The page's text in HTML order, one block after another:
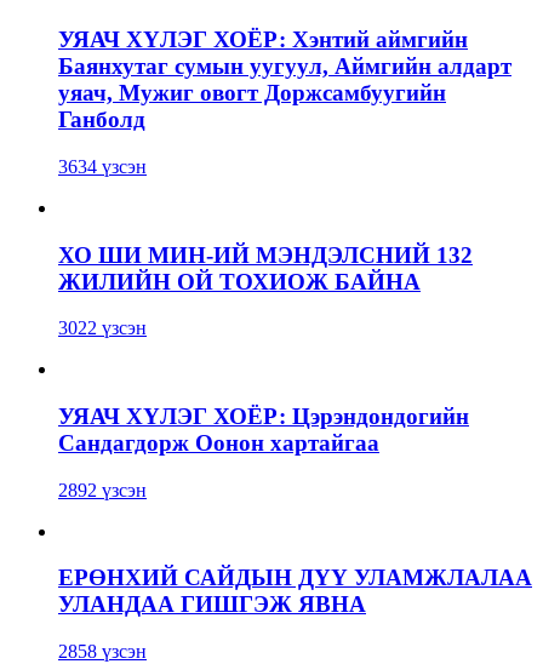
УЯАЧ ХҮЛЭГ ХОЁР: Хэнтий аймгийн
Баянхутаг сумын уугуул, Аймгийн алдарт
уяач, Мужиг овогт Доржсамбуугийн
Ганболд
3634 үзсэн
ХО ШИ МИН-ИЙ МЭНДЭЛСНИЙ 132
ЖИЛИЙН ОЙ ТОХИОЖ БАЙНА
3022 үзсэн
УЯАЧ ХҮЛЭГ ХОЁР: Цэрэндондогийн
Сандагдорж Оонон хартайгаа
2892 үзсэн
ЕРӨНХИЙ САЙДЫН ДҮҮ УЛАМЖЛАЛАА
УЛАНДАА ГИШГЭЖ ЯВНА
2858 үзсэн